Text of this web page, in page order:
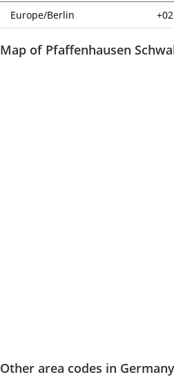
Europe/Berlin
Map of Pfaffenhausen
Other area codes in Germany